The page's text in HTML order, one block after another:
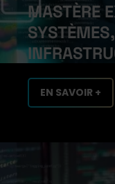
MASTÈRE
EN SAVOIR +